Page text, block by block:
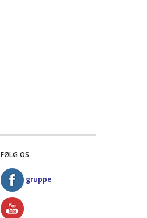
FØLG OS
gruppe